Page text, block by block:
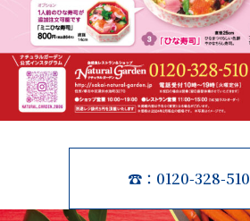
☎：0120-328-510